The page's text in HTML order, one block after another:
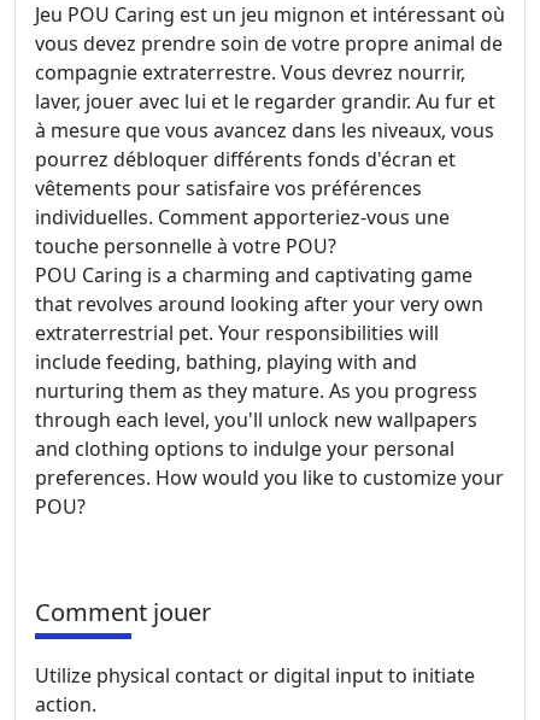
Jeu POU Caring est un jeu mignon et intéressant où
vous devez prendre soin de votre propre animal de
compagnie extraterrestre. Vous devrez nourrir,
laver, jouer avec lui et le regarder grandir. Au fur et
à mesure que vous avancez dans les niveaux, vous
pourrez débloquer différents fonds d'écran et
vêtements pour satisfaire vos préférences
individuelles. Comment apporteriez-vous une
touche personnelle à votre POU?
POU Caring is a charming and captivating game
that revolves around looking after your very own
extraterrestrial pet. Your responsibilities will
include feeding, bathing, playing with and
nurturing them as they mature. As you progress
through each level, you'll unlock new wallpapers
and clothing options to indulge your personal
preferences. How would you like to customize your
POU?
Comment jouer
Utilize physical contact or digital input to initiate
action.